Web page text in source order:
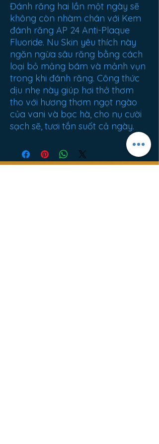
Đánh răng hai lần một ngày sẽ
không còn nhàm chán với Kem
đánh răng AP 24 Anti-Plaque
Fluoride. Nu Skin yêu thích này
ngăn ngừa sâu răng bằng cách
loại bỏ mảng bám và mảnh vụn
trong khi đánh răng. Công thức
dịu nhẹ này giúp hơi thở thơm
tho với hương thơm ngọt ngào
của vani và bạc hà, cho nụ cười
sạch sẽ, tươi tắn suốt cả ngày.